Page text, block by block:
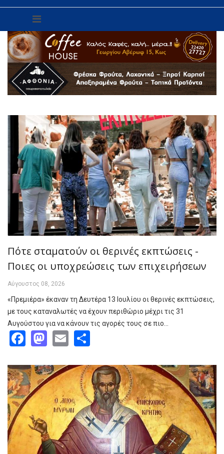
Πότε σταματούν οι θερινές εκπτώσεις -
Ποιες οι υποχρεώσεις των επιχειρήσεων
Αύγουστος 08, 2026
«Πρεμιέρα» έκαναν τη Δευτέρα 13 Ιουλίου οι θερινές εκπτώσεις,
με τους καταναλωτές να έχουν περιθώριο μέχρι τις 31
Αυγούστου για να κάνουν τις αγορές τους σε πιο…
Facebook
Mastodon
Email